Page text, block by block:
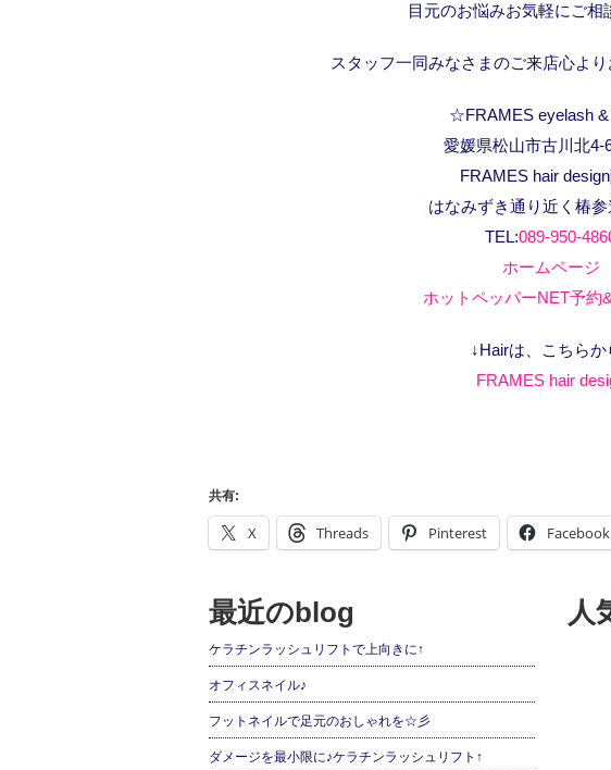
目元のお悩みお気軽にご相
スタッフ一同みなさまのご来店心より
☆FRAMES eyelash
愛媛県松山市古川北4-
FRAMES hair
はなみずき通り近く椿参
TEL:089-950-
ホームページ
ホットペッパーNET予約
↓Hairは、こちらか
FRAMES hair
共有:
X Threads Pinterest Facebook
最近のblog
ケラチンラッシュリフトで上向きに↑
オフィスネイル♪
フットネイルで足元のおしゃれを☆彡
ダメージを最小限に♪ケラチンラッシュリフト↑
人